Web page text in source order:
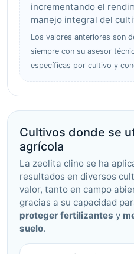
incrementando el
manejo integral del
Los valores anteriores son
siempre con su asesor
específicas por cultivo y
Cultivos donde se
agrícola
La zeolita clino se ha
resultados en diversos
valor, tanto en campo
gracias a su capacidad
proteger fertilizantes y
suelo.